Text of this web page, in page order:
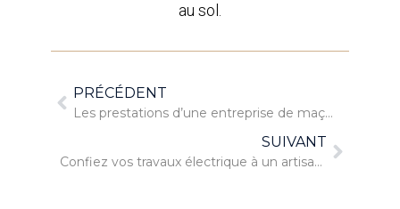
au sol.
PRÉCÉDENT
Les prestations d’une entreprise de maçonnerie
SUIVANT
Confiez vos travaux électrique à un artisan de confiance